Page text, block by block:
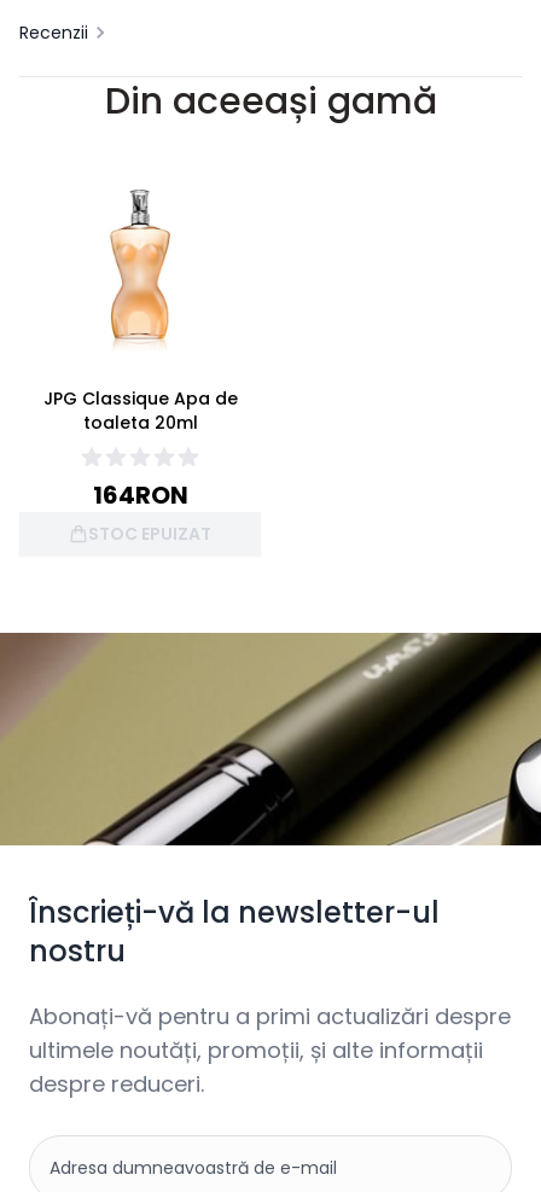
Recenzii
Din aceeași gamă
JPG Classique Apa de
toaleta 20ml
164RON
STOC EPUIZAT
Înscrieți-vă la newsletter-ul
nostru
Abonați-vă pentru a primi actualizări despre
ultimele noutăți, promoții, și alte informații
despre reduceri.